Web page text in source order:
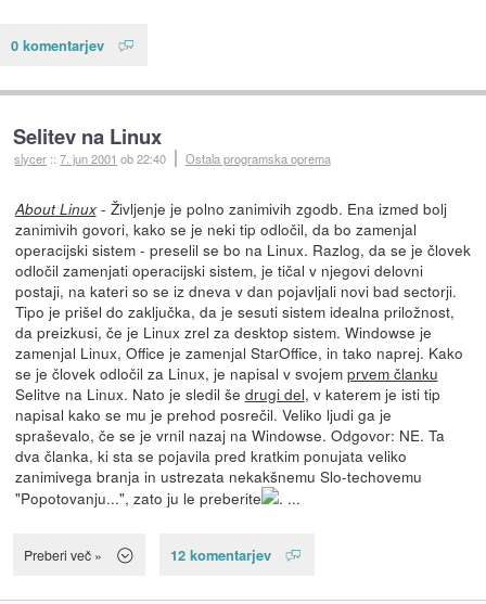
0 komentarjev
Selitev na Linux
slycer ::7. jun 2001 ob 22:40 Ostala programska oprema
About Linux- Življenje je polno zanimivih zgodb. Ena izmed bolj
zanimivih govori, kako se je neki tip odločil, da bo zamenjal
operacijski sistem - preselil se bo na Linux. Razlog, da se je človek
odločil zamenjati operacijski sistem, je tičal v njegovi delovni
postaji, na kateri so se iz dneva v dan pojavljali novi bad sectorji.
Tipo je prišel do zaključka, da je sesuti sistem idealna priložnost,
da preizkusi, če je Linux zrel za desktop sistem. Windowse je
zamenjal Linux, Office je zamenjal StarOffice, in tako naprej. Kako
se je človek odločil za Linux, je napisal v svojem prvem članku
Selitve na Linux. Nato je sledil še drugi del, v katerem je isti tip
napisal kako se mu je prehod posrečil. Veliko ljudi ga je
spraševalo, če se je vrnil nazaj na Windowse. Odgovor: NE. Ta
dva članka, ki sta se pojavila pred kratkim ponujata veliko
zanimivega branja in ustrezata nekakšnemu Slo-techovemu
"Popotovanju...", zato ju le preberite
. ...
Preberi več » 12 komentarjev